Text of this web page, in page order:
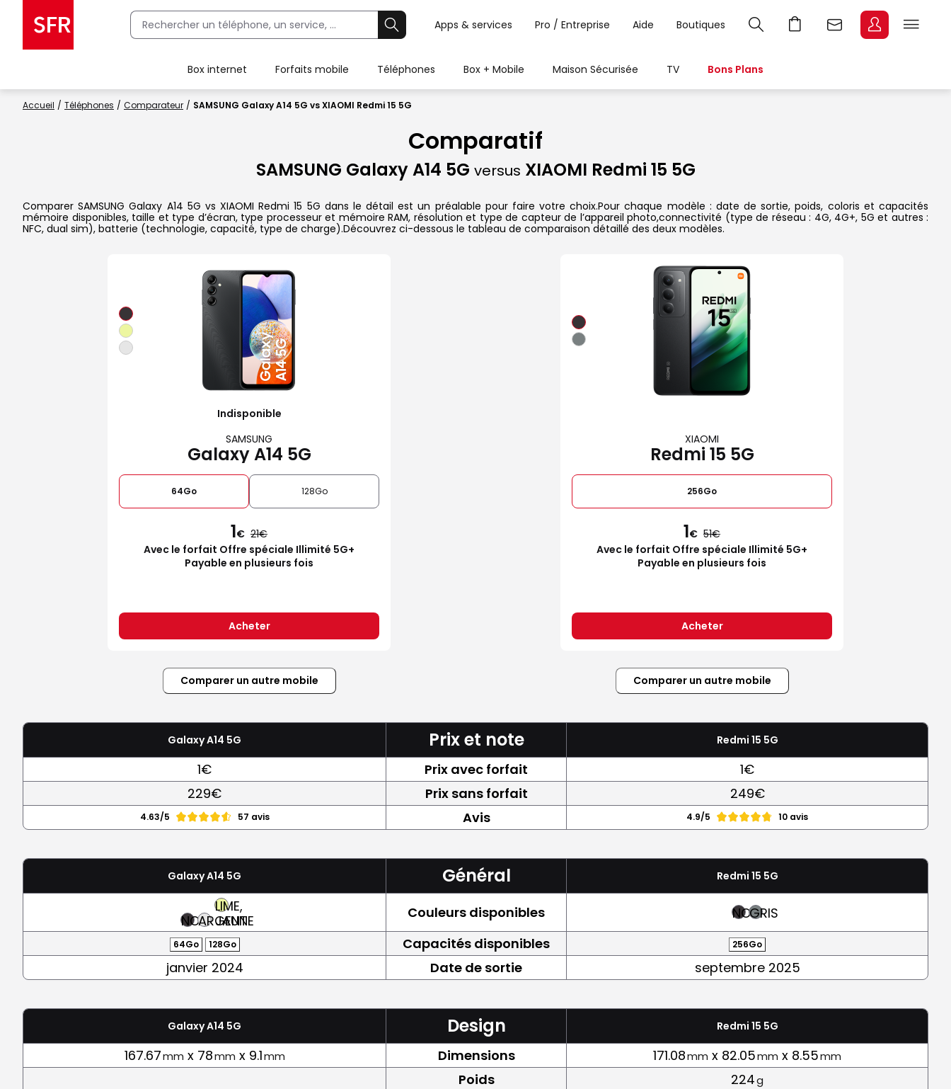
Apps & services Pro / Entreprise Aide Boutiques
Box internet Forfaits mobile Téléphones Box + Mobile Maison Sécurisée TV Bons Plans
Accueil Téléphones Comparateur SAMSUNG Galaxy A14 5G vs XIAOMI Redmi 15 5G
Comparatif
SAMSUNG Galaxy A14 5G versus XIAOMI Redmi 15 5G
Comparer SAMSUNG Galaxy A14 5G vs XIAOMI Redmi 15 5G dans le détail est un préalable pour faire votre choix.Pour chaque modèle : date de sortie, poids, coloris et capacités
mémoire disponibles, taille et type d’écran, type processeur et mémoire RAM, résolution et type de capteur de l’appareil photo,connectivité (type de réseau : 4G, 4G+, 5G et autres :
NFC, dual sim), batterie (technologie, capacité, type de charge).Découvrez ci-dessous le tableau de comparaison détaillé des deux modèles.
Indisponible
SAMSUNG
Galaxy A14 5G
64Go 128Go
1€ 21
Avec le forfait Offre spéciale Illimité 5G+
Payable en plusieurs fois
Acheter
XIAOMI
Redmi 15 5G
256Go
1€ 51
Avec le forfait Offre spéciale Illimité 5G+
Payable en plusieurs fois
Acheter
Comparer un autre mobile Comparer un autre mobile
Galaxy A14 5G Prix et note Redmi 15 5G
1€ Prix avec forfait
1€
229€
Prix sans forfait 249€
4.63/5 57 avis Avis 4.9/5 10 avis
Galaxy A14 5G Général Redmi 15 5G
NOIRARGENT
LIME,
JAUNE
Couleurs disponibles NOIRGRIS
64Go 128Go Capacités disponibles 256Go
janvier 2024 Date de sortie septembre 2025
Galaxy A14 5G Design Redmi 15 5G
167.67mm x 78mm x 9.1mm Dimensions 171.08mm x 82.05mm x 8.55mm
Poids 224g